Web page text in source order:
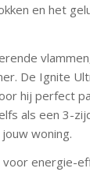
en het
De Ignite
hij perfect
als een 3-
woning.
voor energie-